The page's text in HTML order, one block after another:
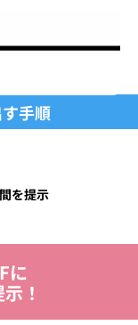
手順
を提示
に
！